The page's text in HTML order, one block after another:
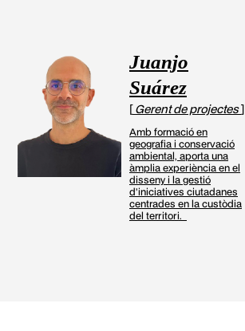
Juanjo
Suárez
[Gerent de projectes]
Amb formació en
geografia i conservació
ambiental, aporta una
àmplia experiència en el
disseny i la gestió
d’iniciatives ciutadanes
centrades en la custòdia
del territori.